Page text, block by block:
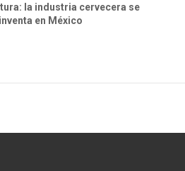
la industria cervecera se
en México